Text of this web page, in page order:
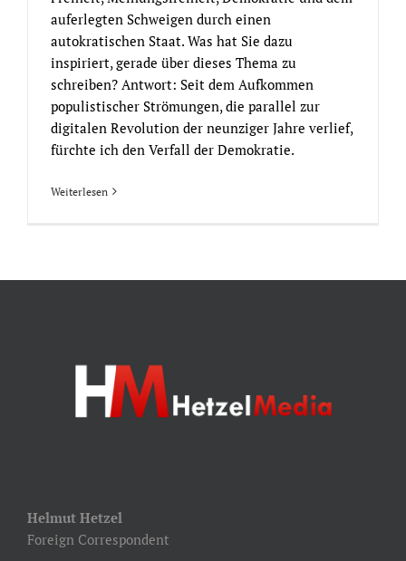
auferlegten Schweigen durch einen
autokratischen Staat. Was hat Sie dazu
inspiriert, gerade über dieses Thema zu
schreiben? Antwort: Seit dem Aufkommen
populistischer Strömungen, die parallel zur
digitalen Revolution der neunziger Jahre verlief,
fürchte ich den Verfall der Demokratie.
Weiterlesen
Helmut Hetzel
Foreign Correspondent